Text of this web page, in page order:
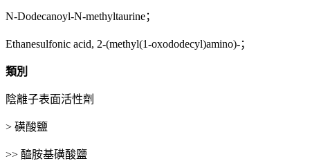
N-Dodecanoyl-N-methyltaurine；
Ethanesulfonic acid, 2-(methyl(1-oxododecyl)amino)-；
類別
陰離子表面活性劑
> 磺酸鹽
>> 醯胺基磺酸鹽